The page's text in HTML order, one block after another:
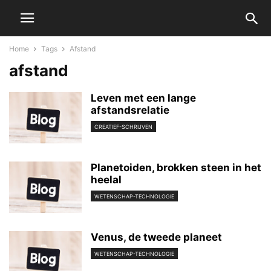
Home Tags Afstand
afstand
Leven met een lange
afstandsrelatie
CREATIEF-SCHRIJVEN
Planetoiden, brokken steen in het
heelal
WETENSCHAP-TECHNOLOGIE
Venus, de tweede planeet
WETENSCHAP-TECHNOLOGIE